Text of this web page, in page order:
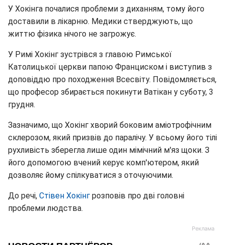
У Хокінга почалися проблеми з диханням, тому його
доставили в лікарню. Медики стверджують, що
життю фізика нічого не загрожує.
У Римі Хокінг зустрівся з главою Римської
Католицької церкви папою Франциском і виступив з
доповіддю про походження Всесвіту. Повідомляється,
що професор збирається покинути Ватікан у суботу, 3
грудня.
Зазначимо, що Хокінг хворий боковим аміотрофічним
склерозом, який призвів до паралічу. У всьому його тілі
рухливість зберегла лише один мімічний м'яз щоки. З
його допомогою вчений керує комп'ютером, який
дозволяє йому спілкуватися з оточуючими.
До речі, Стівен Хокінг розповів про дві головні
проблеми людства.